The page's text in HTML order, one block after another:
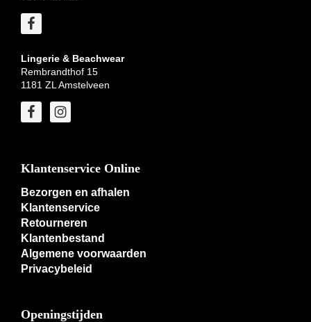
Lingerie & Beachwear
Rembrandthof 15
1181 ZL Amstelveen
Klantenservice Online
Bezorgen en afhalen
Klantenservice
Retourneren
Klantenbestand
Algemene voorwaarden
Privacybeleid
Openingstijden